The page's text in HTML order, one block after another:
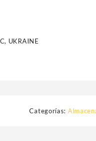
UKRAINE
Categorías: